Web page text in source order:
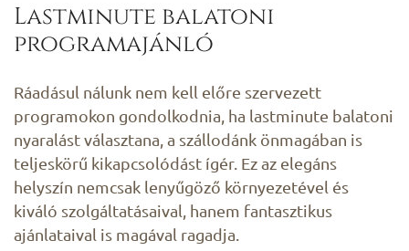
Lastminute balatoni
programajánló
Ráadásul nálunk nem kell előre szervezett
programokon gondolkodnia, ha lastminute balatoni
nyaralást választana, a szállodánk önmagában is
teljeskörű kikapcsolódást ígér. Ez az elegáns
helyszín nemcsak lenyűgöző környezetével és
kiváló szolgáltatásaival, hanem fantasztikus
ajánlataival is magával ragadja.